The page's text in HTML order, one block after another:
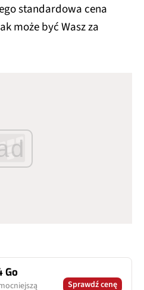
standardowa cena
może być Wasz za
Go
Sprawdź cenę